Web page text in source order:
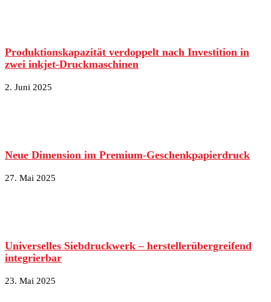
Produktionskapazität verdoppelt nach Investition in
zwei inkjet-Druckmaschinen
2. Juni 2025
Neue Dimension im Premium-Geschenkpapierdruck
27. Mai 2025
Universelles Siebdruckwerk – herstellerübergreifend
integrierbar
23. Mai 2025